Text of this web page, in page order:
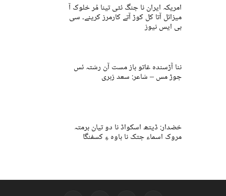
امریکہ ایران نا جنگ ئٹی تینا مُر خلوک آ
میزائل آتا کل کوڑ آتے کارمرز کرینے۔ سی
بی ایس نیوز
ننا آڑسندہ غاتو باز مست آن رشتہ ئس
جوڑ مس – شاعر: سعد زہری
خضدار: ڈیتھ اسکواڈ نا دو تیان برمتہ
مروک اسماء جتک نا باوہ ءِ کسفنگا